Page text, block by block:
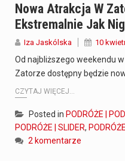
Nowa Atrakcja W
Ekstremalnie Jak
Iza Jaskólska 10
Od najbliższego weekendu
Zatorze dostępny będzie
CZYTAJ WIĘCEJ...
Posted in PODRÓŻE |
PODRÓŻE | SLIDER,
2 komentarze